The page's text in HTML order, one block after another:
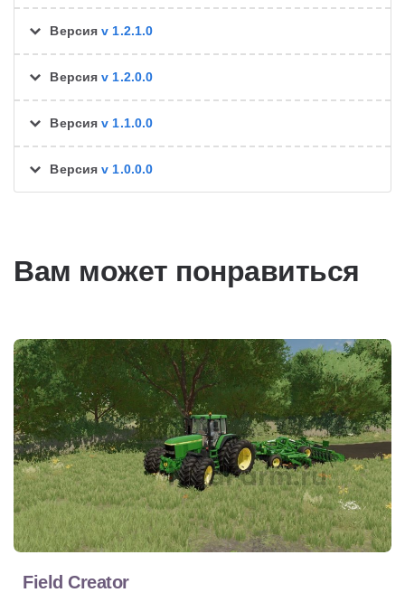
Версияv 1.2.1.0
Версияv 1.2.0.0
Версияv 1.1.0.0
Версияv 1.0.0.0
Вам может понравиться
Field Creator